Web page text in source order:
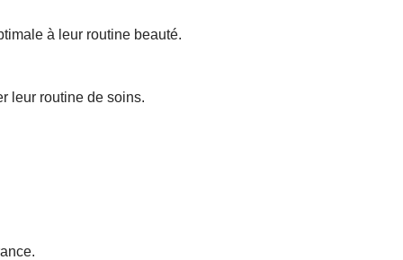
à leur routine beauté.
leur routine de soins.